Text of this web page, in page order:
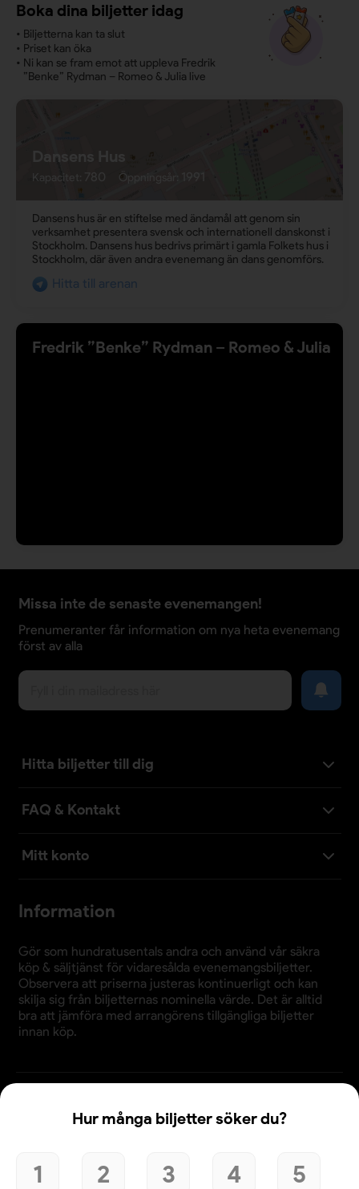
Hur många biljetter söker du?
1 2 3 4 5
Boka dina biljetter idag
• Biljetterna kan ta slut
• Priset kan öka
• Ni kan se fram emot att uppleva Fredrik
”Benke” Rydman – Romeo & Julia live
Dansens Hus
Kapacitet: 780 Öppningsår:
Dansens hus är en stiftelse med ändamål att genom sin
verksamhet presentera svensk och internationell danskonst i
Stockholm. Dansens hus bedrivs primärt i gamla Folkets hus i
Stockholm, där även andra evenemang än dans genomförs.
Hitta till arenan
Fredrik ”Benke” Rydman – Romeo & Julia
Missa inte de senaste evenemangen!
Prenumeranter får information om nya heta evenemang
först av alla
Hitta biljetter till dig
FAQ & Kontakt
Mitt konto
Information
Gör som hundratusentals andra och använd vår säkra
köp & säljtjänst för vidaresålda evenemangsbiljetter.
Observera att priserna justeras kontinuerligt och kan
skilja sig från biljetternas nominella värde. Det är alltid
bra att jämföra med arrangörens tillgängliga biljetter
innan köp.
Användande av denna webbplats bekräftar godkännande
av webbplatsensköpvillkor,integritetspolicy
© 2026 Evenemangsbiljetter.se
Den här webbplatsen använder cookies. Genom att